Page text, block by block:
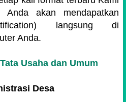
akan mendapatkan
langsung di
Anda.
Usaha dan Umum
Desa